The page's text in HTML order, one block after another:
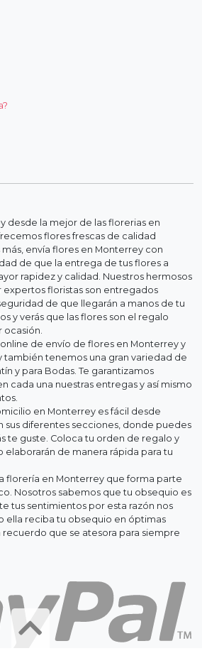
desde la mejor de las florerias en
flores frescas de calidad
envía flores en Monterrey con
de que la entrega de tus flores a
rapidez y calidad. Nuestros hermosos
expertos floristas son entregados
de que llegarán a manos de tu
y verás que las flores son el regalo
de envío de flores en Monterrey y
también tenemos una gran variedad de
y para Bodas. Te garantizamos
cada una nuestras entregas y así mismo
en Monterrey es fácil desde
sus diferentes secciones, donde puedes
te guste. Coloca tu orden de regalo y
elaborarán de manera rápida para tu
florería en Monterrey que forma parte
Nosotros sabemos que tu obsequio es
tus sentimientos por esta razón nos
ella reciba tu obsequio en óptimas
recuerdo que se atesora para siempre